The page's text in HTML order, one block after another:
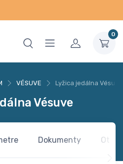
0
VÉSUVE Lyžica jedálna Vésuve
Vésuve
Dokumenty